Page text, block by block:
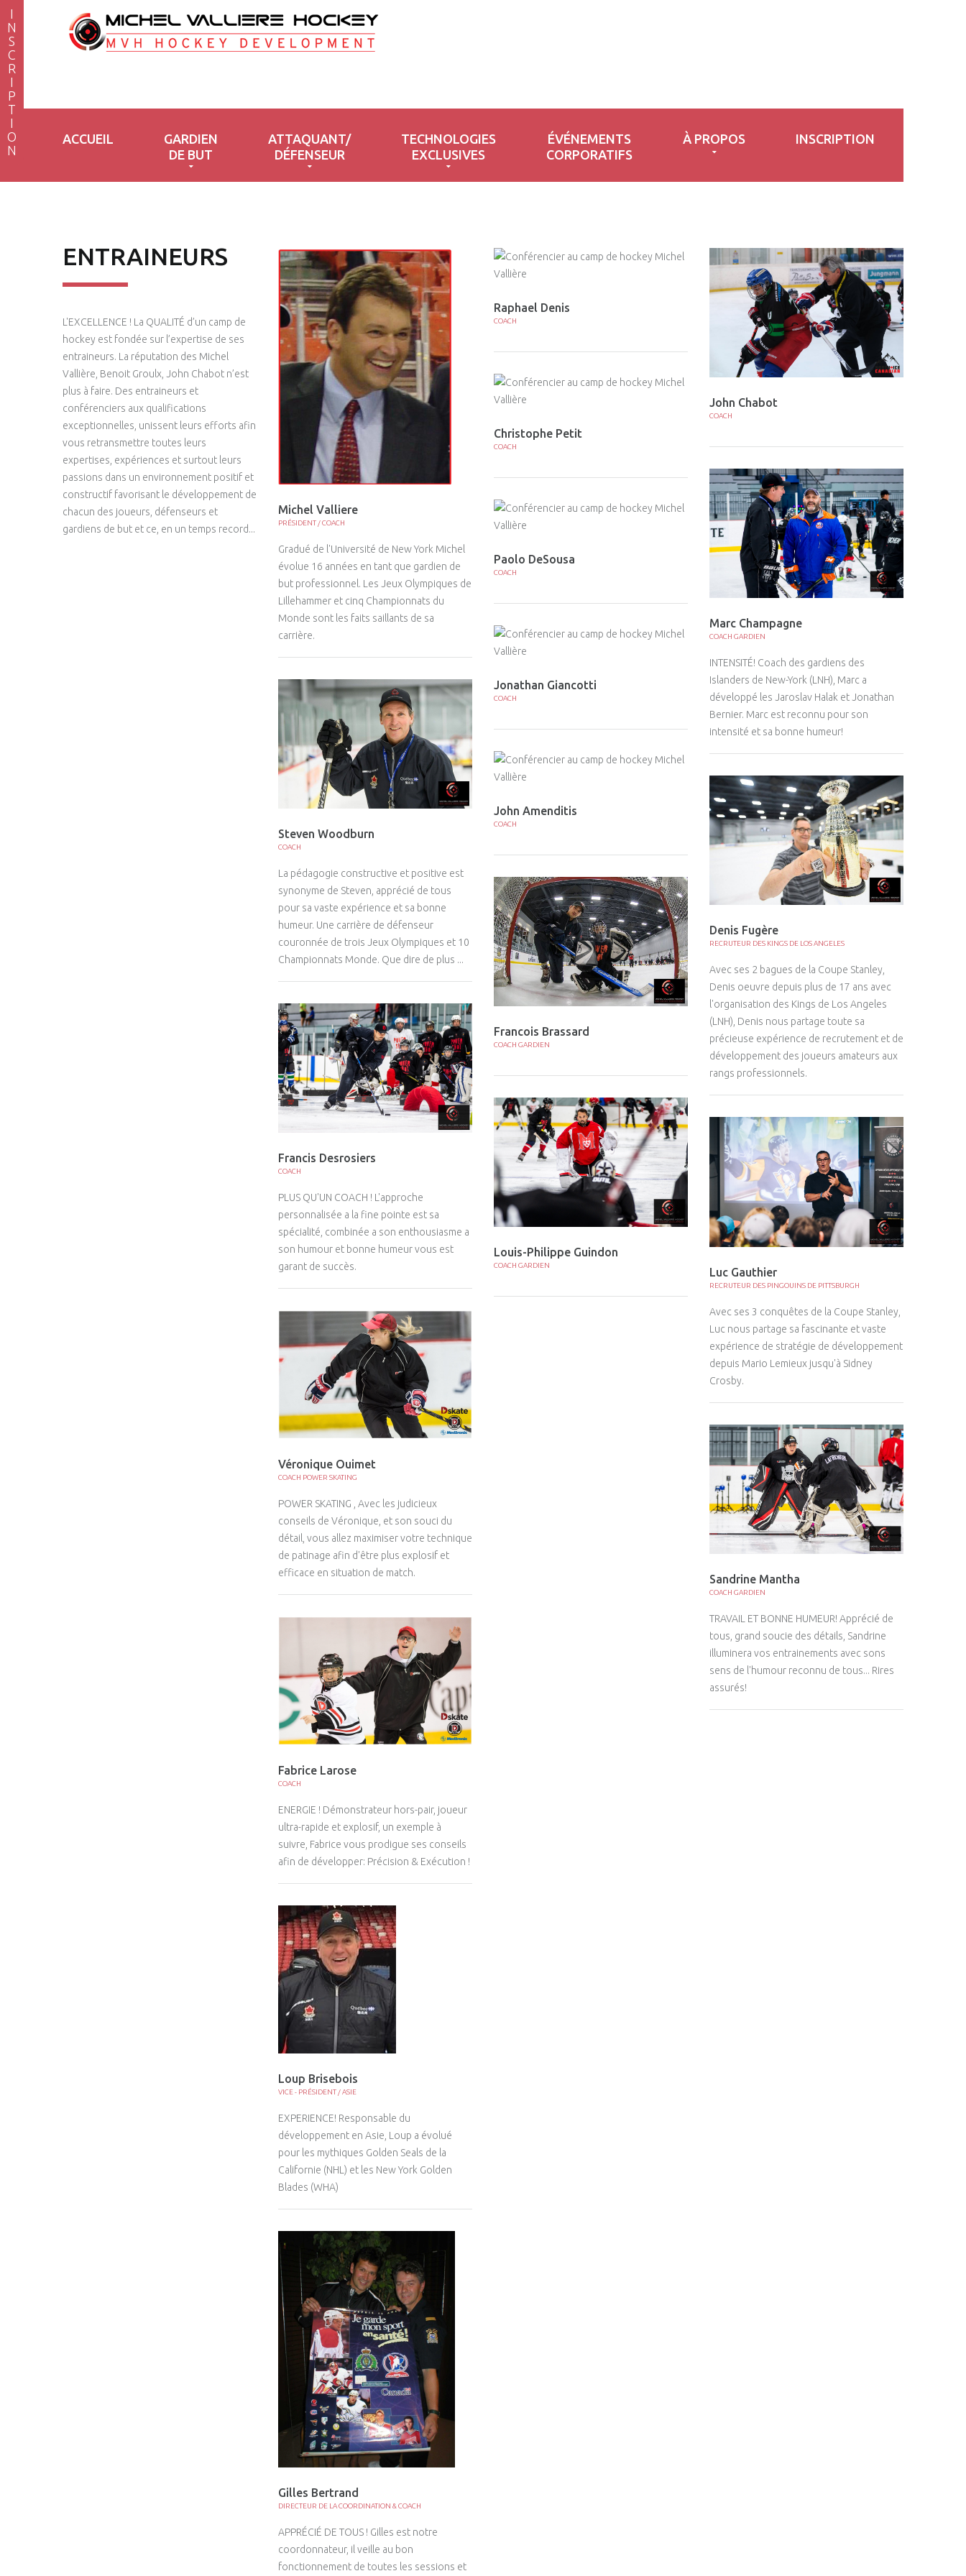
CAMP DE HOCKEY
ACCUEIL
GARDIEN
DE BUT
ATTAQUANT/
DÉFENSEUR
TECHNOLOGIES
EXCLUSIVES
ÉVÉNEMENTS
CORPORATIFS
À PROPOS INSCRIPTION
ENTRAINEURS
L'EXCELLENCE ! La QUALITÉ d’un camp de
hockey est fondée sur l’expertise de ses
entraineurs. La réputation des Michel
Vallière, Benoit Groulx, John Chabot n’est
plus à faire. Des entraineurs et
conférenciers aux qualifications
exceptionnelles, unissent leurs efforts afin
vous retransmettre toutes leurs
expertises, expériences et surtout leurs
passions dans un environnement positif et
constructif favorisant le développement de
chacun des joueurs, défenseurs et
gardiens de but et ce, en un temps record...
Michel Valliere
PRÉSIDENT / COACH
Gradué de l'Université de New York Michel
évolue 16 années en tant que gardien de
but professionnel. Les Jeux Olympiques de
Lillehammer et cinq Championnats du
Monde sont les faits saillants de sa
carrière.
Steven Woodburn
COACH
La pédagogie constructive et positive est
synonyme de Steven, apprécié de tous
pour sa vaste expérience et sa bonne
humeur. Une carrière de défenseur
couronnée de trois Jeux Olympiques et 10
Championnats Monde. Que dire de plus ...
Francis Desrosiers
COACH
PLUS QU'UN COACH ! L'approche
personnalisée a la fine pointe est sa
spécialité, combinée a son enthousiasme a
son humour et bonne humeur vous est
garant de succès.
Véronique Ouimet
COACH POWER SKATING
POWER SKATING , Avec les judicieux
conseils de Véronique, et son souci du
détail, vous allez maximiser votre technique
de patinage afin d'être plus explosif et
efficace en situation de match.
Fabrice Larose
COACH
ENERGIE ! Démonstrateur hors-pair, joueur
ultra-rapide et explosif, un exemple à
suivre, Fabrice vous prodigue ses conseils
afin de développer: Précision & Exécution !
Loup Brisebois
VICE - PRÉSIDENT / ASIE
EXPERIENCE! Responsable du
développement en Asie, Loup a évolué
pour les mythiques Golden Seals de la
Californie (NHL) et les New York Golden
Blades (WHA)
Gilles Bertrand
DIRECTEUR DE LA COORDINATION & COACH
APPRÉCIÉ DE TOUS ! Gilles est notre
coordonnateur, il veille au bon
fonctionnement de toutes les sessions et
Raphael Denis
COACH
Christophe Petit
COACH
Paolo DeSousa
COACH
Jonathan Giancotti
COACH
John Amenditis
COACH
Francois Brassard
COACH GARDIEN
Louis-Philippe Guindon
COACH GARDIEN
John Chabot
COACH
Marc Champagne
COACH GARDIEN
INTENSITÉ! Coach des gardiens des
Islanders de New-York (LNH), Marc a
développé les Jaroslav Halak et Jonathan
Bernier. Marc est reconnu pour son
intensité et sa bonne humeur!
Denis Fugère
RECRUTEUR DES KINGS DE LOS ANGELES
Avec ses 2 bagues de la Coupe Stanley,
Denis oeuvre depuis plus de 17 ans avec
l'organisation des Kings de Los Angeles
(LNH), Denis nous partage toute sa
précieuse expérience de recrutement et de
développement des joueurs amateurs aux
rangs professionnels.
Luc Gauthier
RECRUTEUR DES PINGOUINS DE PITTSBURGH
Avec ses 3 conquêtes de la Coupe Stanley,
Luc nous partage sa fascinante et vaste
expérience de stratégie de développement
depuis Mario Lemieux jusqu'à Sidney
Crosby.
Sandrine Mantha
COACH GARDIEN
TRAVAIL ET BONNE HUMEUR! Apprécié de
tous, grand soucie des détails, Sandrine
illuminera vos entrainements avec sons
sens de l'humour reconnu de tous... Rires
assurés!
I
N
S
C
R
I
P
T
I
O
N